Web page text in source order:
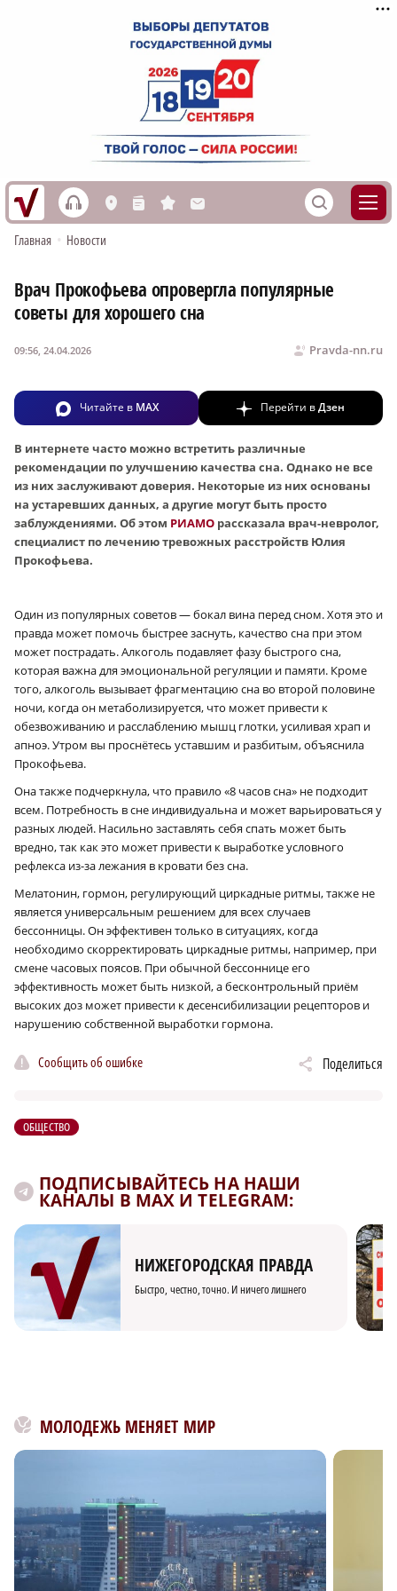
h L n s M S
Главная • Новости
Врач Прокофьева опровергла популярные
советы для хорошего сна
Pravda-nn.ru
09:56, 24.04.2026
Читайте в MAX Перейти вДзен
В интернете часто можно встретить различные
рекомендации по улучшению качества сна. Однако не все
из них заслуживают доверия. Некоторые из них основаны
на устаревших данных, а другие могут быть просто
заблуждениями. Об этом РИАМО рассказала врач-невролог,
специалист по лечению тревожных расстройств Юлия
Прокофьева.
Один из популярных советов — бокал вина перед сном. Хотя это и
правда может помочь быстрее заснуть, качество сна при этом
может пострадать. Алкоголь подавляет фазу быстрого сна,
которая важна для эмоциональной регуляции и памяти. Кроме
того, алкоголь вызывает фрагментацию сна во второй половине
ночи, когда он метаболизируется, что может привести к
обезвоживанию и расслаблению мышц глотки, усиливая храп и
апноэ. Утром вы проснётесь уставшим и разбитым, объяснила
Прокофьева.
Она также подчеркнула, что правило «8 часов сна» не подходит
всем. Потребность в сне индивидуальна и может варьироваться у
разных людей. Насильно заставлять себя спать может быть
вредно, так как это может привести к выработке условного
рефлекса из-за лежания в кровати без сна.
Мелатонин, гормон, регулирующий циркадные ритмы, также не
является универсальным решением для всех случаев
бессонницы. Он эффективен только в ситуациях, когда
необходимо скорректировать циркадные ритмы, например, при
смене часовых поясов. При обычной бессоннице его
эффективность может быть низкой, а бесконтрольный приём
высоких доз может привести к десенсибилизации рецепторов и
нарушению собственной выработки гормона.
Сообщить об ошибке Поделиться
ОБЩЕСТВО
ПОДПИСЫВАЙТЕСЬ НА НАШИ
КАНАЛЫ В MAX И TELEGRAM:
НИЖЕГОРОДСКАЯ ПРАВДА
Быстро, честно, точно. И ничего лишнего
МОЛОДЕЖЬ МЕНЯЕТ МИР